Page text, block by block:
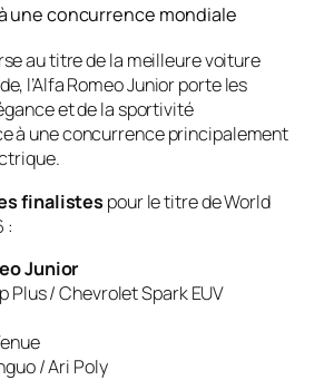
une concurrence mondiale
au titre de la meilleure voiture
l’Alfa Romeo Junior porte les
et de la sportivité
à une concurrence principalement
finalistes pour le titre deWorld
:
Junior
Plus / Chevrolet Spark EUV
/ Ari Poly